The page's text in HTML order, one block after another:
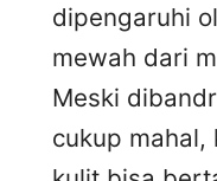
dipengaruhi
mewah dari
Meski
cukup mahal,